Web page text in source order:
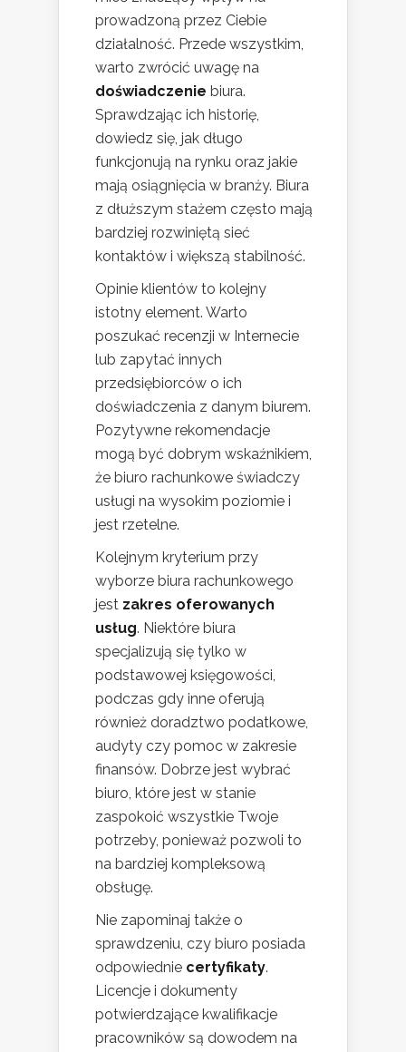
prowadzoną przez Ciebie
działalność. Przede wszystkim,
warto zwrócić uwagę na
doświadczenie biura.
Sprawdzając ich historię,
dowiedz się, jak długo
funkcjonują na rynku oraz jakie
mają osiągnięcia w branży. Biura
z dłuższym stażem często mają
bardziej rozwiniętą sieć
kontaktów i większą stabilność.
Opinie klientów to kolejny
istotny element. Warto
poszukać recenzji w Internecie
lub zapytać innych
przedsiębiorców o ich
doświadczenia z danym biurem.
Pozytywne rekomendacje
mogą być dobrym wskaźnikiem,
że biuro rachunkowe świadczy
usługi na wysokim poziomie i
jest rzetelne.
Kolejnym kryterium przy
wyborze biura rachunkowego
jest zakres oferowanych
usług. Niektóre biura
specjalizują się tylko w
podstawowej księgowości,
podczas gdy inne oferują
również doradztwo podatkowe,
audyty czy pomoc w zakresie
finansów. Dobrze jest wybrać
biuro, które jest w stanie
zaspokoić wszystkie Twoje
potrzeby, ponieważ pozwoli to
na bardziej kompleksową
obsługę.
Nie zapominaj także o
sprawdzeniu, czy biuro posiada
odpowiednie certyfikaty.
Licencje i dokumenty
potwierdzające kwalifikacje
pracowników są dowodem na